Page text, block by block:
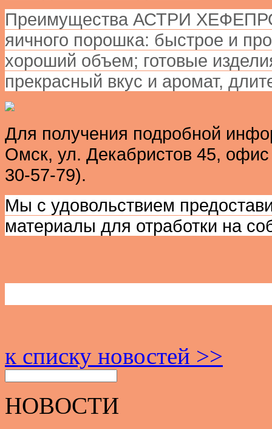
Преимущества АСТРИ
яичного порошка: быстрое и
хороший объем; готовые
прекрасный вкус и аромат,
Для получения подробной
Омск, ул. Декабристов 45,
30-57-79).
Мы с удовольствием
материалы для отработки на
к списку новостей >>
НОВОСТИ